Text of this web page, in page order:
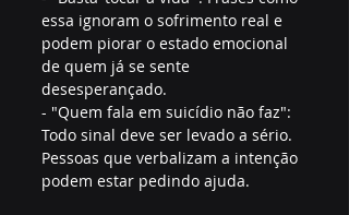
essa ignoram o sofrimento real e
podem piorar o estado emocional
de quem já se sente
desesperançado.
- "Quem fala em suicídio não faz":
Todo sinal deve ser levado a sério.
Pessoas que verbalizam a intenção
podem estar pedindo ajuda.